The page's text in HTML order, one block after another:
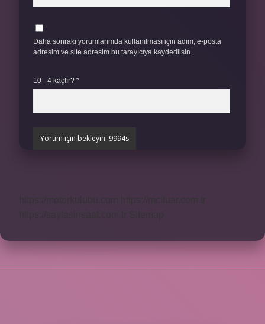
Daha sonraki yorumlarımda kullanılması için adım, e-posta
adresim ve site adresim bu tarayıcıya kaydedilsin.
10 - 4 kaçtır? *